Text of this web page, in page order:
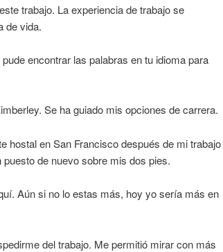
trabajo. La experiencia de trabajo se
de vida.
encontrar las palabras en tu idioma para
Se ha guiado mis opciones de carrera.
hostal en San Francisco después de mi trabajo
de nuevo sobre mis dos pies.
Aún si no lo estas más, hoy yo sería más en
del trabajo. Me permitió mirar con más